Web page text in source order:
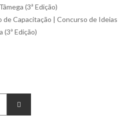
(3ª Edição)
de Capacitação | Concurso de Ideias
(3ª Edição)